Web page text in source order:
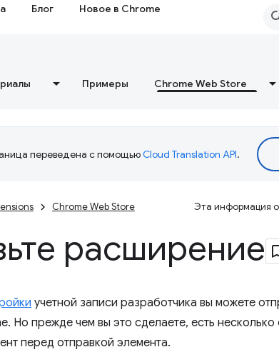
Блог Новое в Chrome
Примеры Chrome Web Store
переведена с помощьюCloud Translation API.
Chrome Web Store Эта информация
расширение
учетной записи разработчика вы можете
Но прежде чем вы это сделаете, есть несколько
перед отправкой элемента.